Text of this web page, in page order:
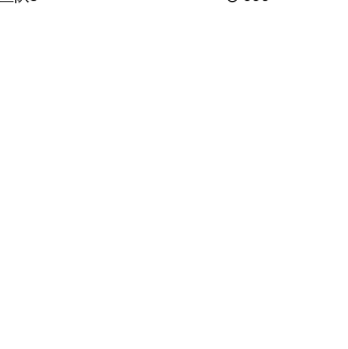
orDare」大膽遊戲更表達時下年青人對於感情所體
情画家”，步步为营接近倔强女医生李梦（李萌萌